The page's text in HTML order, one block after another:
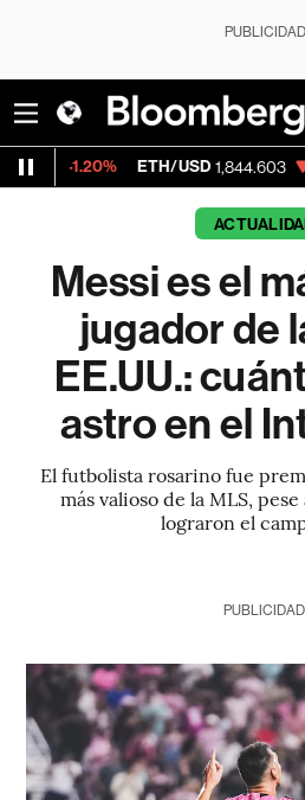
PUBLICIDAD
ETH/USD 1,844.603 -1.98% Visa
Messi es el
jugador de
EE.UU.:
astro en el
El futbolista rosarino fue
más valioso de la MLS,
lograron el
PUBLICIDAD